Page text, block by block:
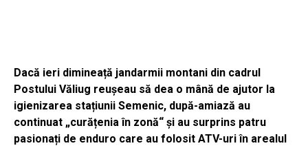
Dacă ieri dimineață jandarmii montani din cadrul
Postului Văliug reușeau să dea o mână de ajutor la
igienizarea stațiunii Semenic, după-amiază au
continuat „curățenia în zonă“ și au surprins patru
pasionați de enduro care au folosit ATV-uri în arealul